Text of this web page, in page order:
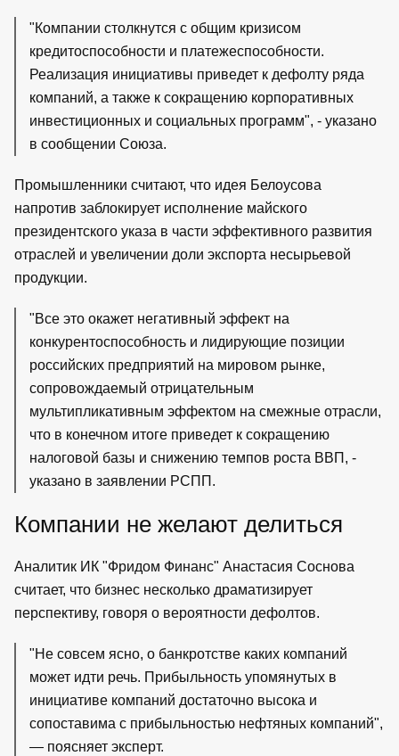
"Компании столкнутся с общим кризисом
кредитоспособности и платежеспособности.
Реализация инициативы приведет к дефолту ряда
компаний, а также к сокращению корпоративных
инвестиционных и социальных программ", - указано
в сообщении Союза.
Промышленники считают, что идея Белоусова
напротив заблокирует исполнение майского
президентского указа в части эффективного развития
отраслей и увеличении доли экспорта несырьевой
продукции.
"Все это окажет негативный эффект на
конкурентоспособность и лидирующие позиции
российских предприятий на мировом рынке,
сопровождаемый отрицательным
мультипликативным эффектом на смежные отрасли,
что в конечном итоге приведет к сокращению
налоговой базы и снижению темпов роста ВВП, -
указано в заявлении РСПП.
Компании не желают делиться
Аналитик ИК "Фридом Финанс" Анастасия Соснова
считает, что бизнес несколько драматизирует
перспективу, говоря о вероятности дефолтов.
"Не совсем ясно, о банкротстве каких компаний
может идти речь. Прибыльность упомянутых в
инициативе компаний достаточно высока и
сопоставима с прибыльностью нефтяных компаний",
— поясняет эксперт.